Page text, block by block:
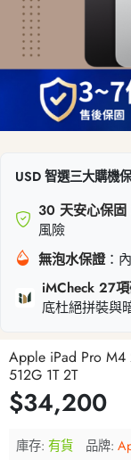
USD 智選三大購機
30 天安心保固
風險
無泡水保證：
iMCheck 27
底杜絕拼裝與
Apple iPad Pro
512G 1T 2T
$34,200
庫存: 有貨 品牌: